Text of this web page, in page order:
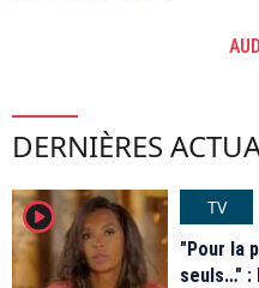
DERNIÈRES
player2
TV
"Pour la
seuls…" :